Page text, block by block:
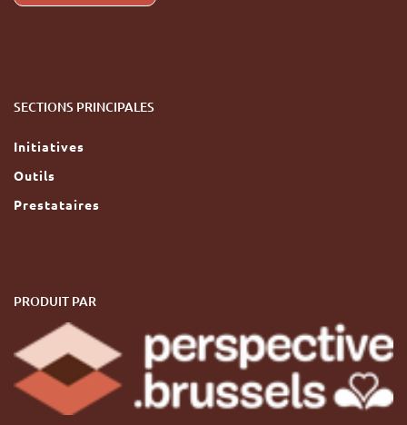
SECTIONS PRINCIPALES
Initiatives
Outils
Prestataires
PRODUIT PAR